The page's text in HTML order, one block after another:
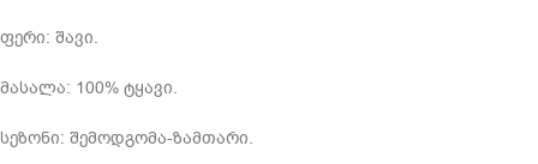
ფერი: შავი.
მასალა: 100% ტყავი.
სეზონი: შემოდგომა-ზამთარი.